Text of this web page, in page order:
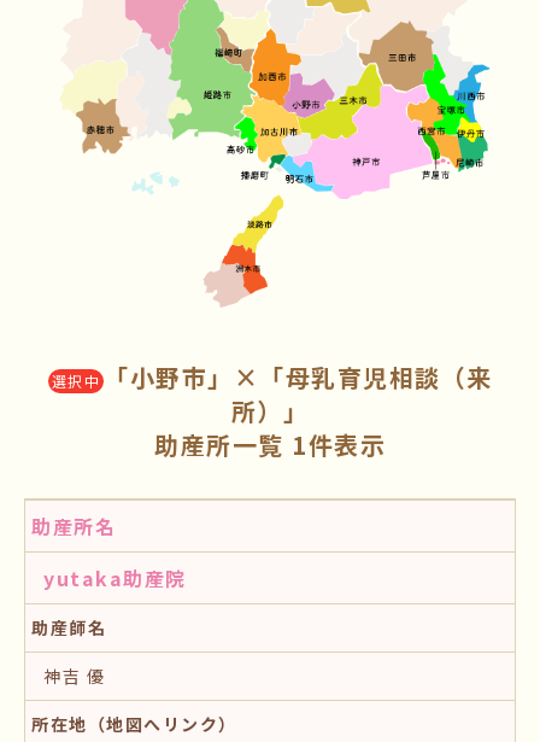
選択中
「小野市」×「母乳育児相談（来
所）」
助産所一覧 1件表示
助産所名
yutaka助産院
助産師名
神吉 優
所在地（地図へリンク）